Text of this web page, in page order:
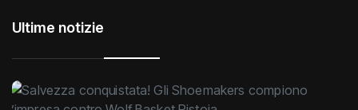
Ultime notizie